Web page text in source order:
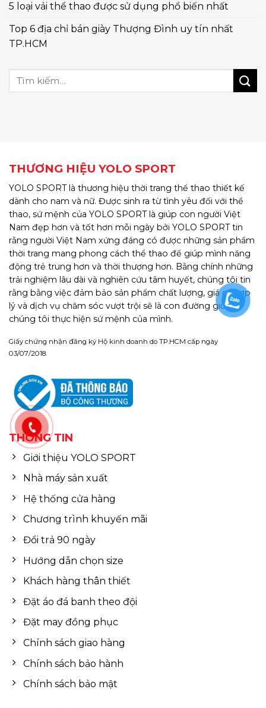
5 loại vải thể thao được sử dụng phổ biến nhất
Top 6 địa chỉ bán giày Thượng Đình uy tín nhất
TP.HCM
THƯƠNG HIỆU YOLO SPORT
YOLO SPORT là thương hiệu thời trang thể thao thiết kế
dành cho nam và nữ. Được sinh ra từ tình yêu đối với thể
thao, sứ mệnh của YOLO SPORT là giúp con người Việt
Nam đẹp hơn và tốt hơn mỗi ngày bởi YOLO SPORT tin
rằng người Việt Nam xứng đáng có được những sản phẩm
thời trang mang phong cách thể thao để giúp mình năng
động trẻ trung hơn và thời thượng hơn. Bằng chính những
trải nghiệm lâu dài và nghiên cứu tâm huyết, chúng tôi tin
rằng bằng việc đảm bảo sản phẩm chất lượng, giá cả hợp
lý và dịch vụ chăm sóc vượt trội sẽ là con đường giúp
chúng tôi thực hiện sứ mệnh của mình.
Giấy chứng nhận đăng ký Hộ kinh doanh do TP.HCM cấp ngày
03/07/2018.
THÔNG TIN
Giới thiệu YOLO SPORT
Nhà máy sản xuất
Hệ thống cửa hàng
Chương trình khuyến mãi
Đổi trả 90 ngày
Hướng dẫn chọn size
Khách hàng thân thiết
Đặt áo đá banh theo đội
Đặt may đồng phục
Chính sách giao hàng
Chính sách bảo hành
Chính sách bảo mật